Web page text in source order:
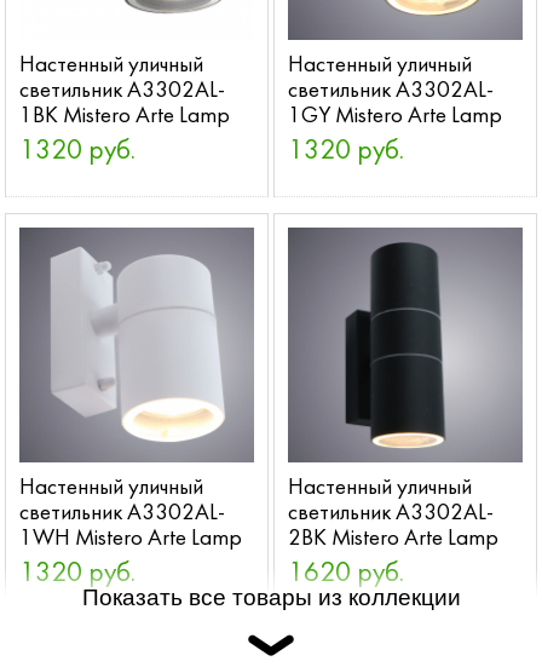
Настенный уличный
светильник A3302AL-
1BK Mistero Arte Lamp
1320 руб.
Настенный уличный
светильник A3302AL-
1GY Mistero Arte Lamp
1320 руб.
Настенный уличный
светильник A3302AL-
1WH Mistero Arte Lamp
1320 руб.
Настенный уличный
светильник A3302AL-
2BK Mistero Arte Lamp
1620 руб.
Показать все товары из коллекции